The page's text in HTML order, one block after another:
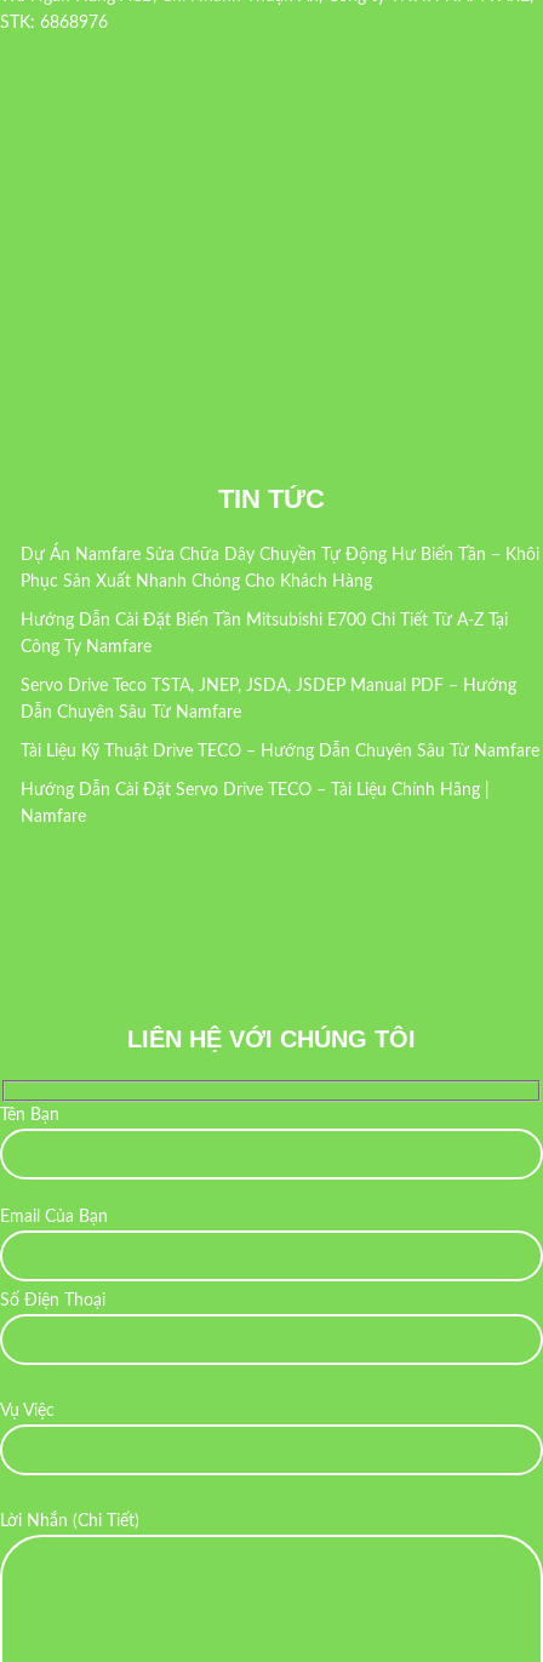
STK: 6868976
TIN TỨC
Dự Án Namfare Sửa Chữa Dây Chuyền Tự Động Hư Biến Tần – Khôi
Phục Sản Xuất Nhanh Chóng Cho Khách Hàng
Hướng Dẫn Cài Đặt Biến Tần Mitsubishi E700 Chi Tiết Từ A-Z Tại
Công Ty Namfare
Servo Drive Teco TSTA, JNEP, JSDA, JSDEP Manual PDF – Hướng
Dẫn Chuyên Sâu Từ Namfare
Tài Liệu Kỹ Thuật Drive TECO – Hướng Dẫn Chuyên Sâu Từ Namfare
Hướng Dẫn Cài Đặt Servo Drive TECO – Tài Liệu Chính Hãng |
Namfare
LIÊN HỆ VỚI CHÚNG TÔI
Tên Bạn
Email Của Bạn
Số Điện Thoại
Vụ Việc
Lời Nhắn (Chi Tiết)